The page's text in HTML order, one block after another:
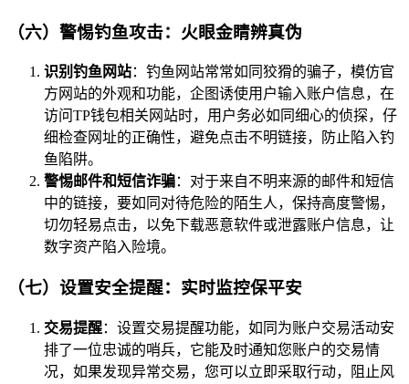
（六）警惕钓鱼攻击：火眼金睛辨真伪
识别钓鱼网站：钓鱼网站常常如同狡猾的骗子，模仿官
方网站的外观和功能，企图诱使用户输入账户信息，在
访问TP钱包相关网站时，用户务必如同细心的侦探，仔
细检查网址的正确性，避免点击不明链接，防止陷入钓
鱼陷阱。
警惕邮件和短信诈骗：对于来自不明来源的邮件和短信
中的链接，要如同对待危险的陌生人，保持高度警惕，
切勿轻易点击，以免下载恶意软件或泄露账户信息，让
数字资产陷入险境。
（七）设置安全提醒：实时监控保平安
交易提醒：设置交易提醒功能，如同为账户交易活动安
排了一位忠诚的哨兵，它能及时通知您账户的交易情
况，如果发现异常交易，您可以立即采取行动，阻止风